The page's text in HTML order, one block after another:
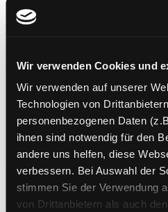
Wir verwenden Cookies und
Wir verwenden auf unserer
Technologien von
personenbezogenen Daten
ihnen sind notwendig für den
andere uns helfen, diese
verbessern. Bei Auswahl der
stimmen Sie der Verwendung
von Drittanbietern als auch
Standort 2:
Mediengruppe:
Frist:
Barcode: 2206SB00002
Standort 3:
Zweigstelle: Süd -